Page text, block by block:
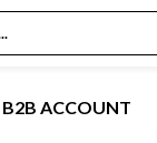
B2B ACCOUNT